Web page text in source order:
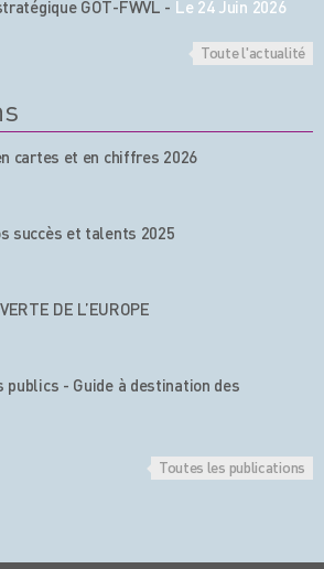
GOT-FWVL - Le 24 Juin 2026
Toute l'actualité
cartes et en chiffres 2026
succès et talents 2025
DE L’EUROPE
publics - Guide à destination des
Toutes les publications